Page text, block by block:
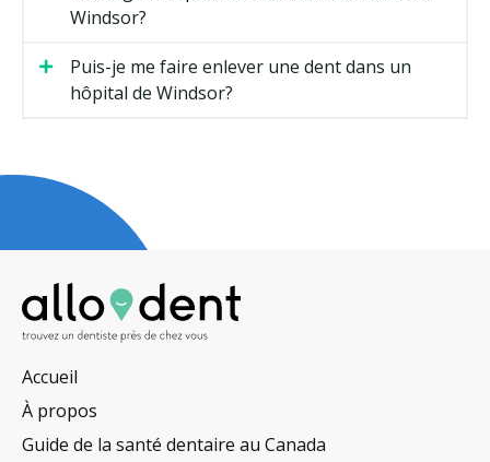
Windsor?
Puis-je me faire enlever une dent dans un
hôpital de Windsor?
Accueil
À propos
Guide de la santé dentaire au Canada